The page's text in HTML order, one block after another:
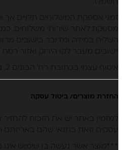
השליח במידה ומדובר בישובים
החזרת מוצרים/ ביטול עסקה
עסקים וזאת בתנאי שהם באריזתם